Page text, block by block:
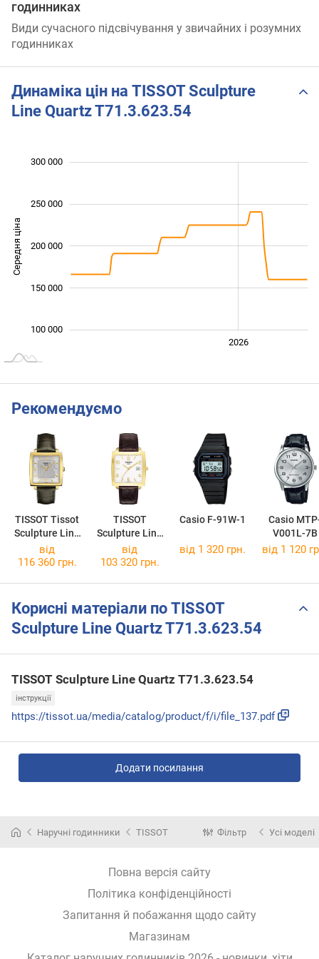
годинниках
Види сучасного підсвічування у звичайних і розумних
годинниках
Динаміка цін на TISSOT Sculpture
Line Quartz T71.3.623.54
Середня ціна 120 000
100 000
300 000
200 000
250 000
150 000
2026
Рекомендуємо
TISSOT Tissot
Sculpture Line
Quartz
T71.3.623.64
TISSOT
Sculpture Line
Quartz
T71.3.623.34
Casio F-91W-1
Casio
V001L-7B
від
116 360 грн.
від
103 320 грн.
від 1 320 грн. від 1 120
Корисні матеріали по TISSOT
Sculpture Line Quartz T71.3.623.54
TISSOT Sculpture Line Quartz T71.3.623.54
інструкції
https://tissot.ua/media/catalog/product/f/i/file_137.pdf
Додати посилання
Наручні годинники TISSOT Фільтр Усі моделі
Повна версія сайту
Політика конфіденційності
Запитання й побажання щодо сайту
Магазинам